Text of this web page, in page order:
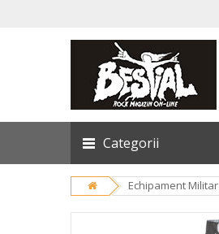
Categorii
Echipament Militar